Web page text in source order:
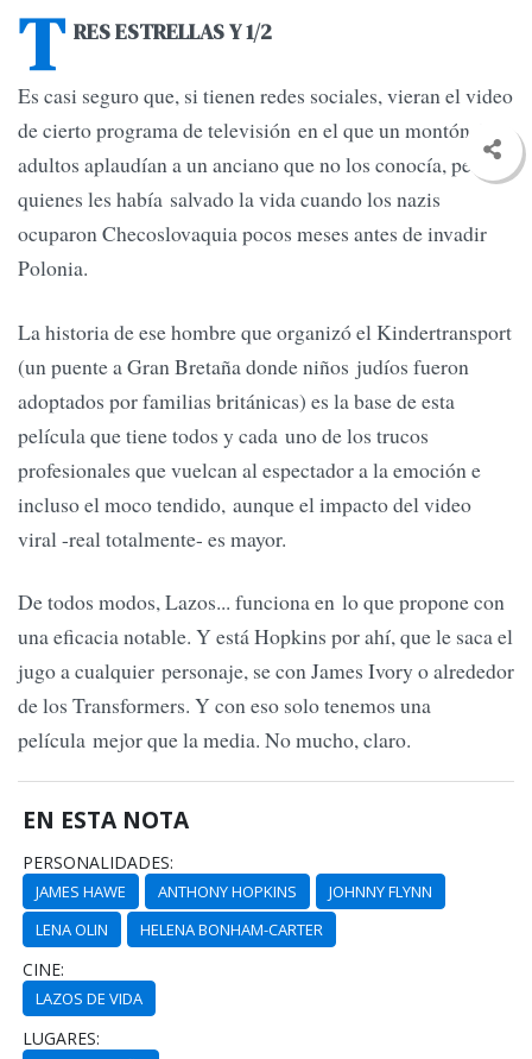
T RES ESTRELLAS Y 1/2
Es casi seguro que, si tienen redes sociales, vieran el video
de cierto programa de televisión en el que un montón de
adultos aplaudían a un anciano que no los conocía, pero a
quienes les había salvado la vida cuando los nazis
ocuparon Checoslovaquia pocos meses antes de invadir
Polonia.
La historia de ese hombre que organizó el Kindertransport
(un puente a Gran Bretaña donde niños judíos fueron
adoptados por familias británicas) es la base de esta
película que tiene todos y cada uno de los trucos
profesionales que vuelcan al espectador a la emoción e
incluso el moco tendido, aunque el impacto del video
viral -real totalmente- es mayor.
De todos modos, Lazos... funciona en lo que propone con
una eficacia notable. Y está Hopkins por ahí, que le saca el
jugo a cualquier personaje, se con James Ivory o alrededor
de los Transformers. Y con eso solo tenemos una
película mejor que la media. No mucho, claro.
EN ESTA NOTA
PERSONALIDADES:
JAMES HAWE ANTHONY HOPKINS
JOHNNY FLYNN
LENA OLIN
HELENA BONHAM-CARTER
CINE:
LAZOS DE VIDA
LUGARES: